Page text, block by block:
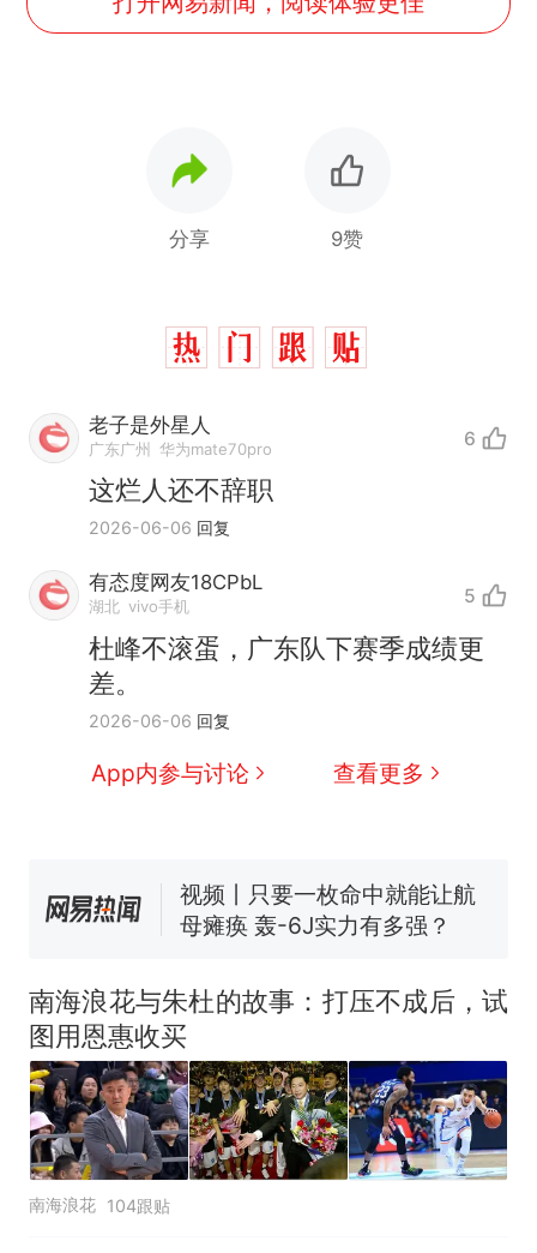
分享 9赞
老子是外星人
广东广州 华为mate70pro 6
这烂人还不辞职
2026-06-06 回复
有态度网友18CPbL
湖北 vivo手机 5
杜峰不滚蛋，广东队下赛季成绩更
差。
2026-06-06 回复
App内参与讨论 查看更多
全部作废，公平么？
新 全球唯一没有法定首都的国
视频丨只要一枚命中就能让航
母瘫痪 轰-6J实力有多强？
电力部门回应
大雨将至一家老小6分钟抢收完
1千斤稻谷
热 十多万人报名的考试，成绩
全部作废，公平么？
南海浪花与朱杜的故事：打压不成后，试
图用恩惠收买
南海浪花 104跟贴